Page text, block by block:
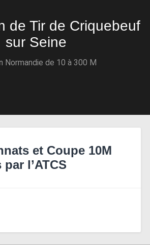
de Tir de Criquebeuf
sur Seine
Normandie de 10 à 300 M
et Coupe 10M
l’ATCS